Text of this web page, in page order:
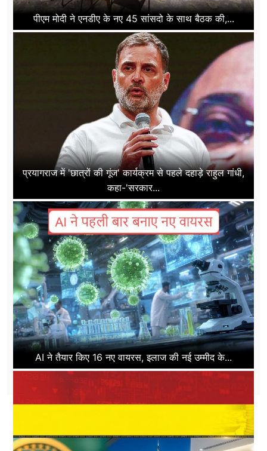
पीएम मोदी ने एनडीए के नए 45 सांसदो के साथ बैठक की,...
प्रयागराज में 'छात्रों की गूंज' कार्यक्रम से पहले दहाड़े राहुल गांधी,
कहा-'सरकार...
AI ने तैयार किए 16 नए वायरस, इलाज की नई उम्मीद के...